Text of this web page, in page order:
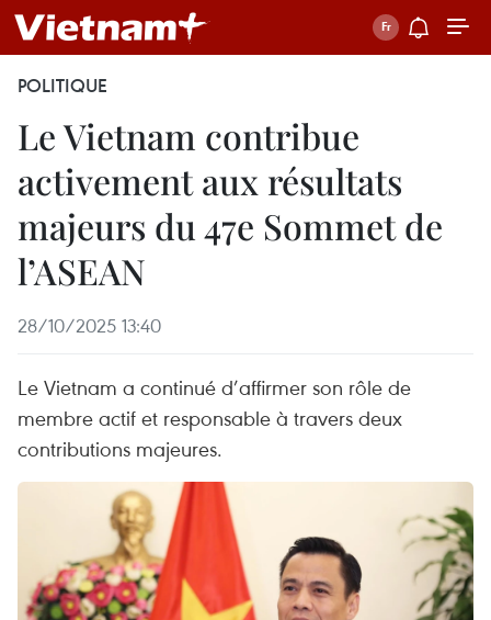
POLITIQUE
Le Vietnam contribue
activement aux résultats
majeurs du 47e Sommet de
l’ASEAN
28/10/2025 13:40
Le Vietnam a continué d’affirmer son rôle de
membre actif et responsable à travers deux
contributions majeures.